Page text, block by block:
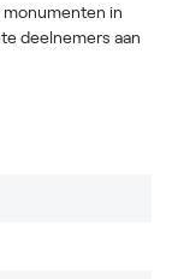
monumenten in
deelnemers aan